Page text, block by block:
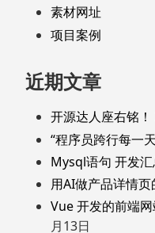
素材网址
项目案例
近期文章
开源达人座右铭！
“程序员跨行每一
Mysql语句 开发汇
用AI做产品详情
Vue 开发的前端
月13日